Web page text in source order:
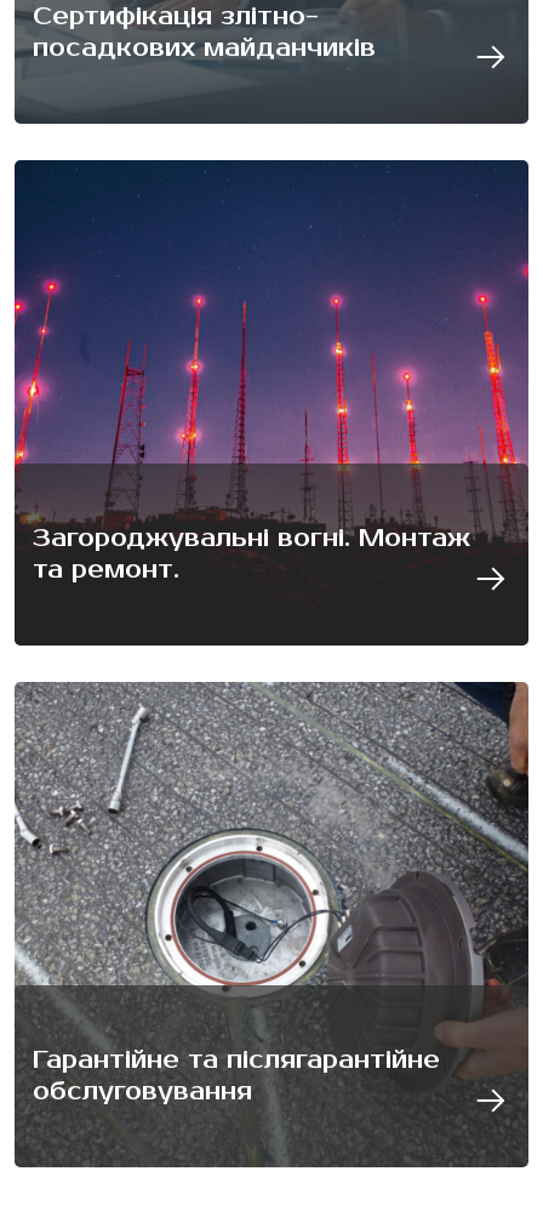
Сертифікація злітно-
посадкових майданчиків
Загороджувальні вогні. Монтаж
та ремонт.
Гарантійне та післягарантійне
обслуговування